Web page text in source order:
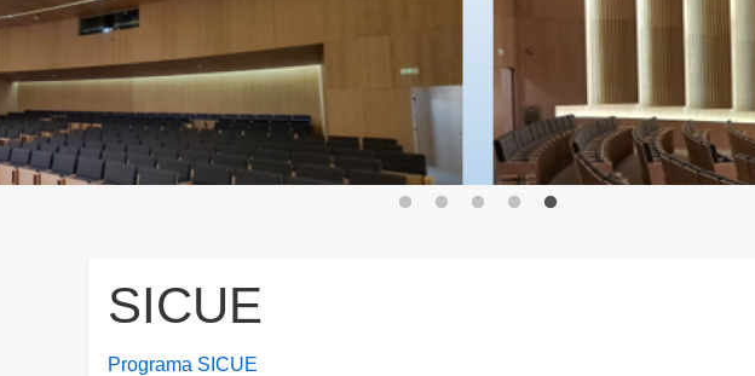
SICUE
Programa SICUE